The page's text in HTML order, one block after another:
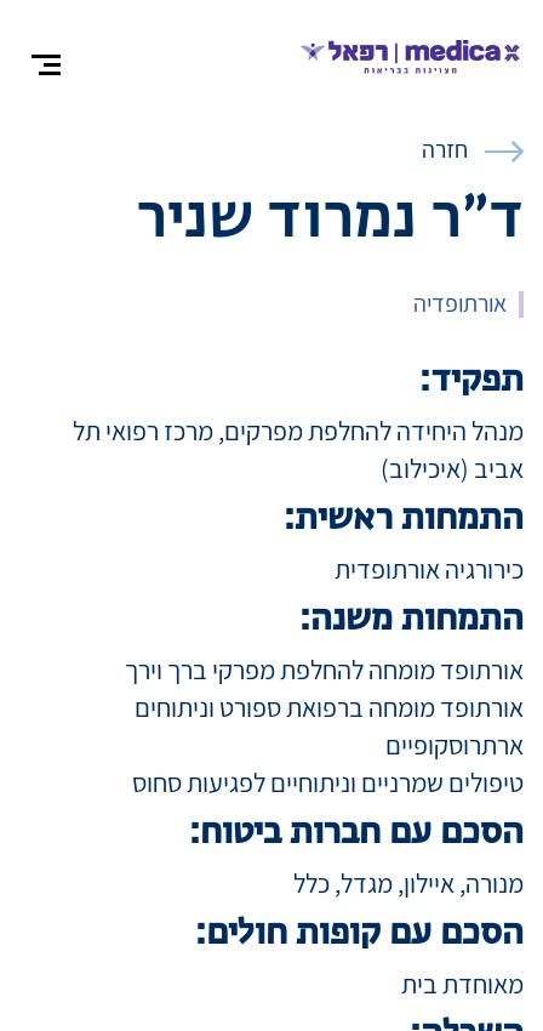
צרו
חזרה
ד״ר נמרוד שניר
אורתופדיה
תפקיד:
מנהל היחידה להחלפת מפרקים, מרכז רפואי תל
אביב (איכילוב)
התמחות ראשית:
כירורגיה אורתופדית
התמחות משנה:
אורתופד מומחה להחלפת מפרקי ברך וירך
אורתופד מומחה ברפואת ספורט וניתוחים
ארתרוסקופיים
טיפולים שמרניים וניתוחיים לפגיעות סחוס
הסכם עם חברות ביטוח:
מנורה, איילון, מגדל, כלל
הסכם עם קופות חולים:
מאוחדת בית